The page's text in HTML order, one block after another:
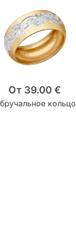
От 39.00 €
кольцо